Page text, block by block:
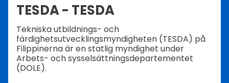
TESDA - TESDA
Tekniska utbildnings- och
färdighetsutvecklingsmyndigheten (TESDA) på
Filippinerna är en statlig myndighet under
Arbets- och sysselsättningsdepartementet
(DOLE).